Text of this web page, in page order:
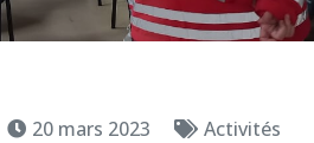
20 mars 2023
Activités